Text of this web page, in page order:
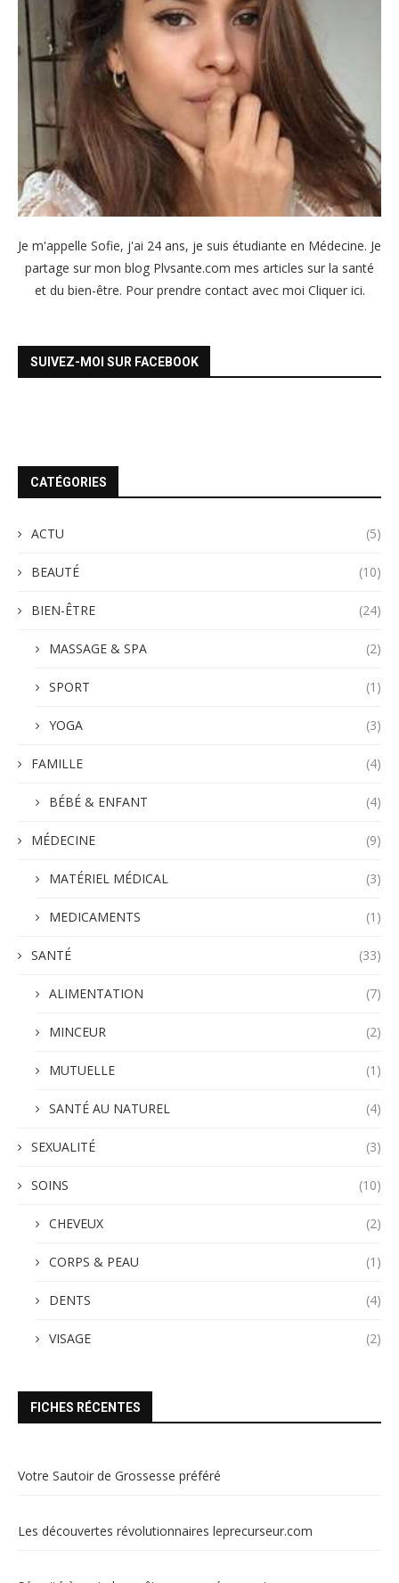
Je m'appelle Sofie, j'ai 24 ans, je suis étudiante en Médecine. Je
partage sur mon blog Plvsante.com mes articles sur la santé
et du bien-être. Pour prendre contact avec moi Cliquer ici.
SUIVEZ-MOI SUR FACEBOOK
CATÉGORIES
ACTU (5)
BEAUTÉ (10)
BIEN-ÊTRE (24)
MASSAGE & SPA (2)
SPORT (1)
YOGA (3)
FAMILLE (4)
BÉBÉ & ENFANT (4)
MÉDECINE (9)
MATÉRIEL MÉDICAL (3)
MEDICAMENTS (1)
SANTÉ (33)
ALIMENTATION (7)
MINCEUR (2)
MUTUELLE (1)
SANTÉ AU NATUREL (4)
SEXUALITÉ (3)
SOINS (10)
CHEVEUX (2)
CORPS & PEAU (1)
DENTS (4)
VISAGE (2)
FICHES RÉCENTES
Votre Sautoir de Grossesse préféré
Les découvertes révolutionnaires leprecurseur.com